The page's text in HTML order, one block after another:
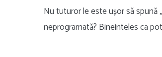
Nu tuturor le este ușor să spună
neprogramată? Bineinteles ca